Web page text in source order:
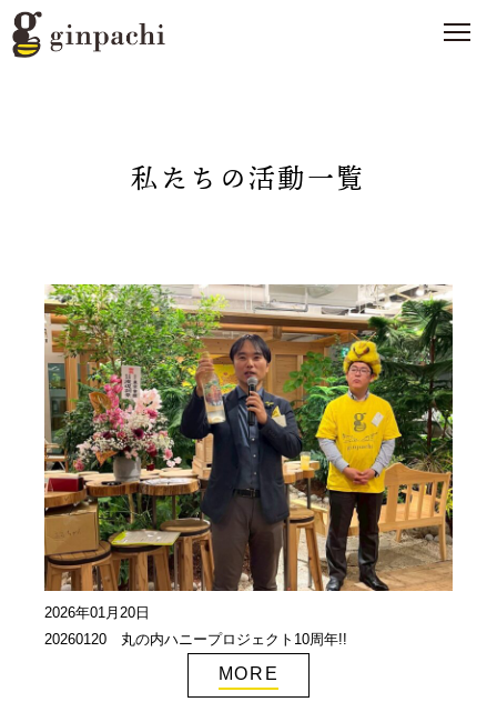
私たちの活動一覧
2026年01月20日
20260120 丸の内ハニープロジェクト10周年!!
MORE
銀ぱちとは
オンラインストア【お酒】 >
わたしたちの活動 >
スタッフブログ >
メディア一覧 >
協賛企業一覧 >
お問い合わせ >
みつばち博士ふくちゃん
銀座ミツバチプロジェクト